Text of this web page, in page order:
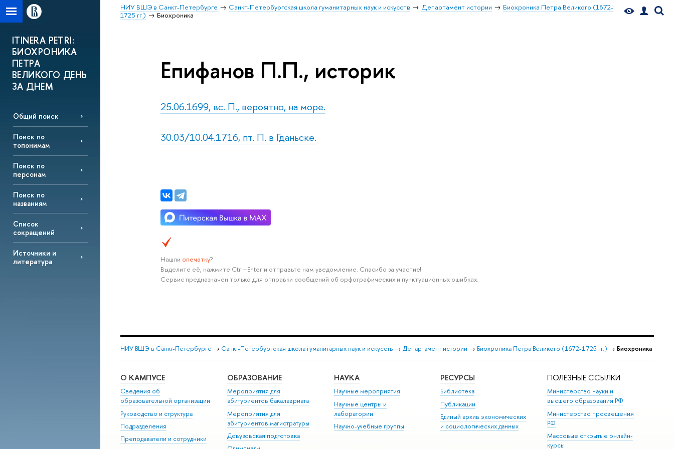
НИУ ВШЭ в Санкт-Петербурге Санкт-Петербургская школа гуманитарных наук и искусств Департамент истории
Биохроника Петра Великого (1672-
1725 гг.)
Биохроника
ITINERA PETRI:
БИОХРОНИКА
ПЕТРА
ВЕЛИКОГО ДЕНЬ
ЗА ДНЕМ
Общий поиск
Поиск по
топонимам
Поиск по
персонам
Поиск по
названиям
Список
сокращений
Источники и
литература
Епифанов П.П., историк
25.06.1699, вс. П., вероятно, на море.
30.03/10.04.1716, пт. П. в Гданьске.
Нашли опечатку?
Выделите её, нажмите Ctrl+Enter и отправьте нам уведомление. Спасибо за участие!
Сервис предназначен только для отправки сообщений об орфографических и пунктуационных ошибках.
НИУ ВШЭ в Санкт-Петербурге → Санкт-Петербургская школа гуманитарных наук и искусств → Департамент истории → Биохроника Петра Великого (1672-1725 гг.) → Биохроника
О КАМПУСЕ
Сведения об
образовательной организации
Руководство и структура
Подразделения
Преподаватели и сотрудники
ОБРАЗОВАНИЕ
Мероприятия для
абитуриентов бакалавриата
Мероприятия для
абитуриентов магистратуры
Довузовская подготовка
НАУКА
Научные мероприятия
Научные центры и
лаборатории
Научно-учебные группы
РЕСУРСЫ
Библиотека
Публикации
Единый архив экономических
и социологических данных
ПОЛЕЗНЫЕ ССЫЛКИ
Министерство науки и
высшего образования РФ
Министерство просвещения
РФ
Массовые открытые онлайн-
курсы